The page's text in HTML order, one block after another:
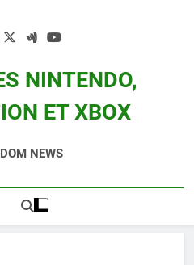
NINTENDO,
ET XBOX
Entre Autres
NEWS